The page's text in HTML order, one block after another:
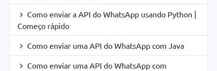
Como enviar a API do WhatsApp usando Python |
Começo rápido
Como enviar uma API do WhatsApp com Java
Como enviar uma API do WhatsApp com